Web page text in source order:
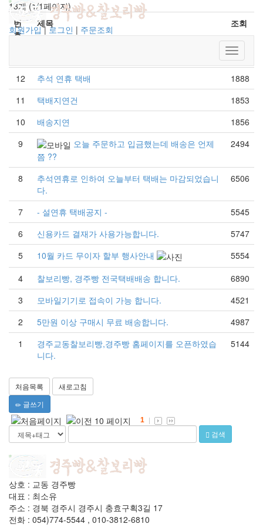
회원가입|로그인 | 주문조회
Toggle
13개 (1/1페이지)
번
호
제목 조회
1759
12
추석 연휴 택배
1888
11
택배지연건
1853
10
배송지연
1856
9
오늘 주문하고 입금했는데 배송은 언제
쯤 ??
2494
8
추석연휴로 인하여 오늘부터 택배는 마감되었습니
다.
6506
7 - 설연휴 택배공지 -
5545
6
신용카드 결재가 사용가능합니다.
5747
5
10월 카드 무이자 할부 행사안내
5554
4
찰보리빵, 경주빵 전국택배배송 합니다.
6890
3
모바일기기로 접속이 가능 합니다.
4521
2
5만원 이상 구매시 무료 배송합니다.
4987
1
경주교동찰보리빵,경주빵 홈페이지를 오픈하였습
니다.
5144
처음목록
새로고침
글쓰기
1
검색
상호 : 교동 경주빵
대표 : 최소유
주소 : 경북 경주시 경주시 충효구획3길 17
전화 : 054)774-5544 , 010-3812-6810